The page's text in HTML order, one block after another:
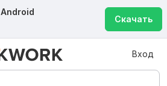
Android
Скачать
Вход